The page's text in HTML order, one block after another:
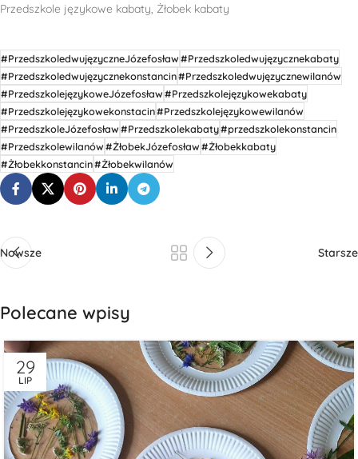
Przedszkole językowe kabaty, Żłobek kabaty
#PrzedszkoledwujęzyczneJózefosław#Przedszkoledwujęzycznekabaty
#Przedszkoledwujęzycznekonstancin#Przedszkoledwujęzycznewilanów
#PrzedszkolejęzykoweJózefosław#Przedszkolejęzykowekabaty
#Przedszkolejęzykowekonstacin#Przedszkolejęzykowewilanów
#PrzedszkoleJózefosław#Przedszkolekabaty#przedszkolekonstancin
#Przedszkolewilanów#ŻłobekJózefosław#Żłobekkabaty
#Żłobekkonstancin#Żłobekwilanów
Nowsze Starsze
Polecane wpisy
29
LIP